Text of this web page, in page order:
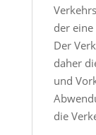
der
Der
daher
und
die